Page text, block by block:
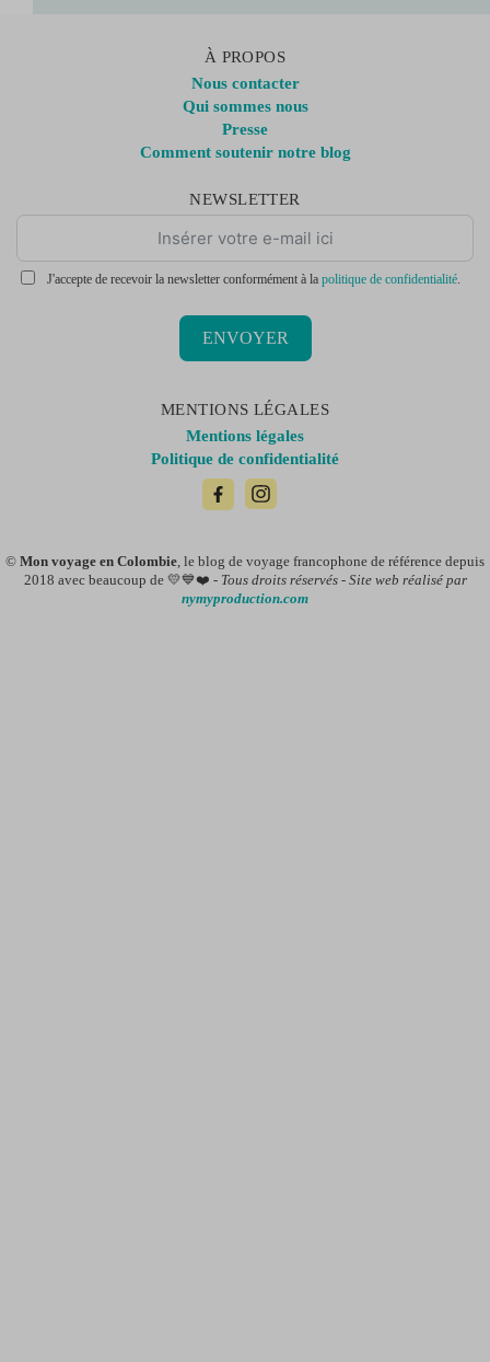
À PROPOS
Nous contacter
Qui sommes nous
Presse
Comment soutenir notre blog
NEWSLETTER
J'accepte de recevoir la newsletter conformément à la politique de confidentialité.
ENVOYER
MENTIONS LÉGALES
Mentions légales
Politique de confidentialité
© Mon voyage en Colombie , le blog de voyage francophone de référence depuis
2018 avec beaucoup de 💛💙❤️ - Tous droits réservés - Site web réalisé par
nymyproduction.com